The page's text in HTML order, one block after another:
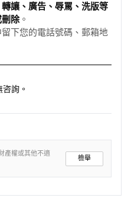
轉讓、廣告、辱罵、洗版等
除。
下您的電話號碼、郵箱地
咨詢。
產權或其他不適
檢舉